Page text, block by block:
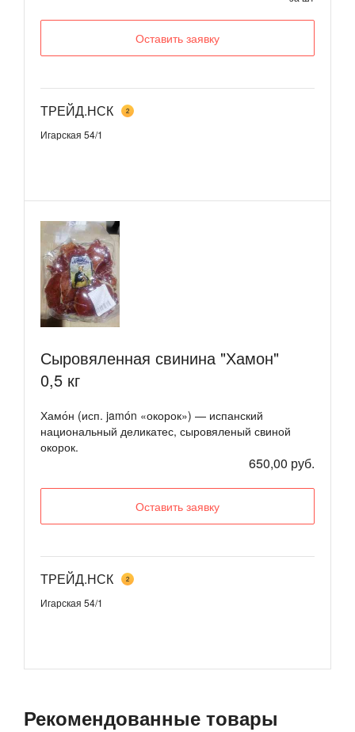
Оставить заявку
ТРЕЙД.НСК 2
Игарская 54/1
Сыровяленная свинина "Хамон"
0,5 кг
Хамо́н (исп. jamón «окорок») — испанский
национальный деликатес, сыровяленый свиной
окорок.
650,00 руб.
Оставить заявку
ТРЕЙД.НСК 2
Игарская 54/1
Рекомендованные товары